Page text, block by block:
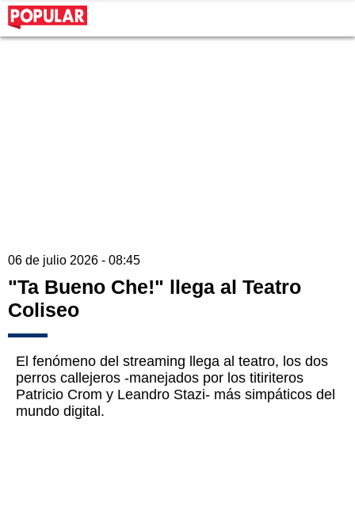
06 de julio 2026 - 08:45
"Ta Bueno Che!" llega al Teatro
Coliseo
El fenómeno del streaming llega al teatro, los dos
perros callejeros -manejados por los titiriteros
Patricio Crom y Leandro Stazi- más simpáticos del
mundo digital.